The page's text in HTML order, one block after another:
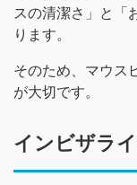
スの清潔さ」と「
ります。
そのため、マウス
が大切です。
インビザラ